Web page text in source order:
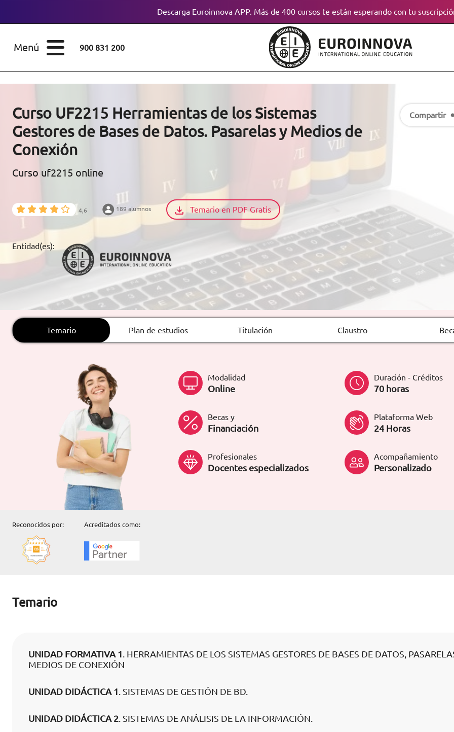
Descarga Euroinnova APP. Más de 400 cursos te están esperando con tu
Menú 900 831 200
CONOCE EUROINNOVA
BECAS Y
FINANCIACIÓN
EDUCATIVOS
ARTÍCULOS
ORIENTACIÓN
CONTACTO
(+34)958 050 200(gratuito en
formacion@euroinnova.com
TRABAJA CON NOSOTROS
ESTUDIOS
Licenciaturas
Doctorados
Maestría
Profesionalidad
Curso UF2215 Herramientas de los Sistemas
Gestores de Bases de Datos. Pasarelas y Medios de
Conexión
Curso uf2215 online
4,6 189 alumnos Temario en PDF Gratis
Entidad(es):
Compartir
Temario Plan de estudios Titulación Claustro
Modalidad
Online
Duración - Créditos
70 horas
Becas y
Financiación
Plataforma Web
24 Horas
Profesionales
Docentes especializados
Acompañamiento
Personalizado
Reconocidos por: Acreditados como:
Temario
UNIDAD FORMATIVA 1. HERRAMIENTAS DE LOS SISTEMAS GESTORES DE BASES DE DATOS,
MEDIOS DE CONEXIÓN
UNIDAD DIDÁCTICA 1. SISTEMAS DE GESTIÓN DE BD.
UNIDAD DIDÁCTICA 2. SISTEMAS DE ANÁLISIS DE LA INFORMACIÓN.